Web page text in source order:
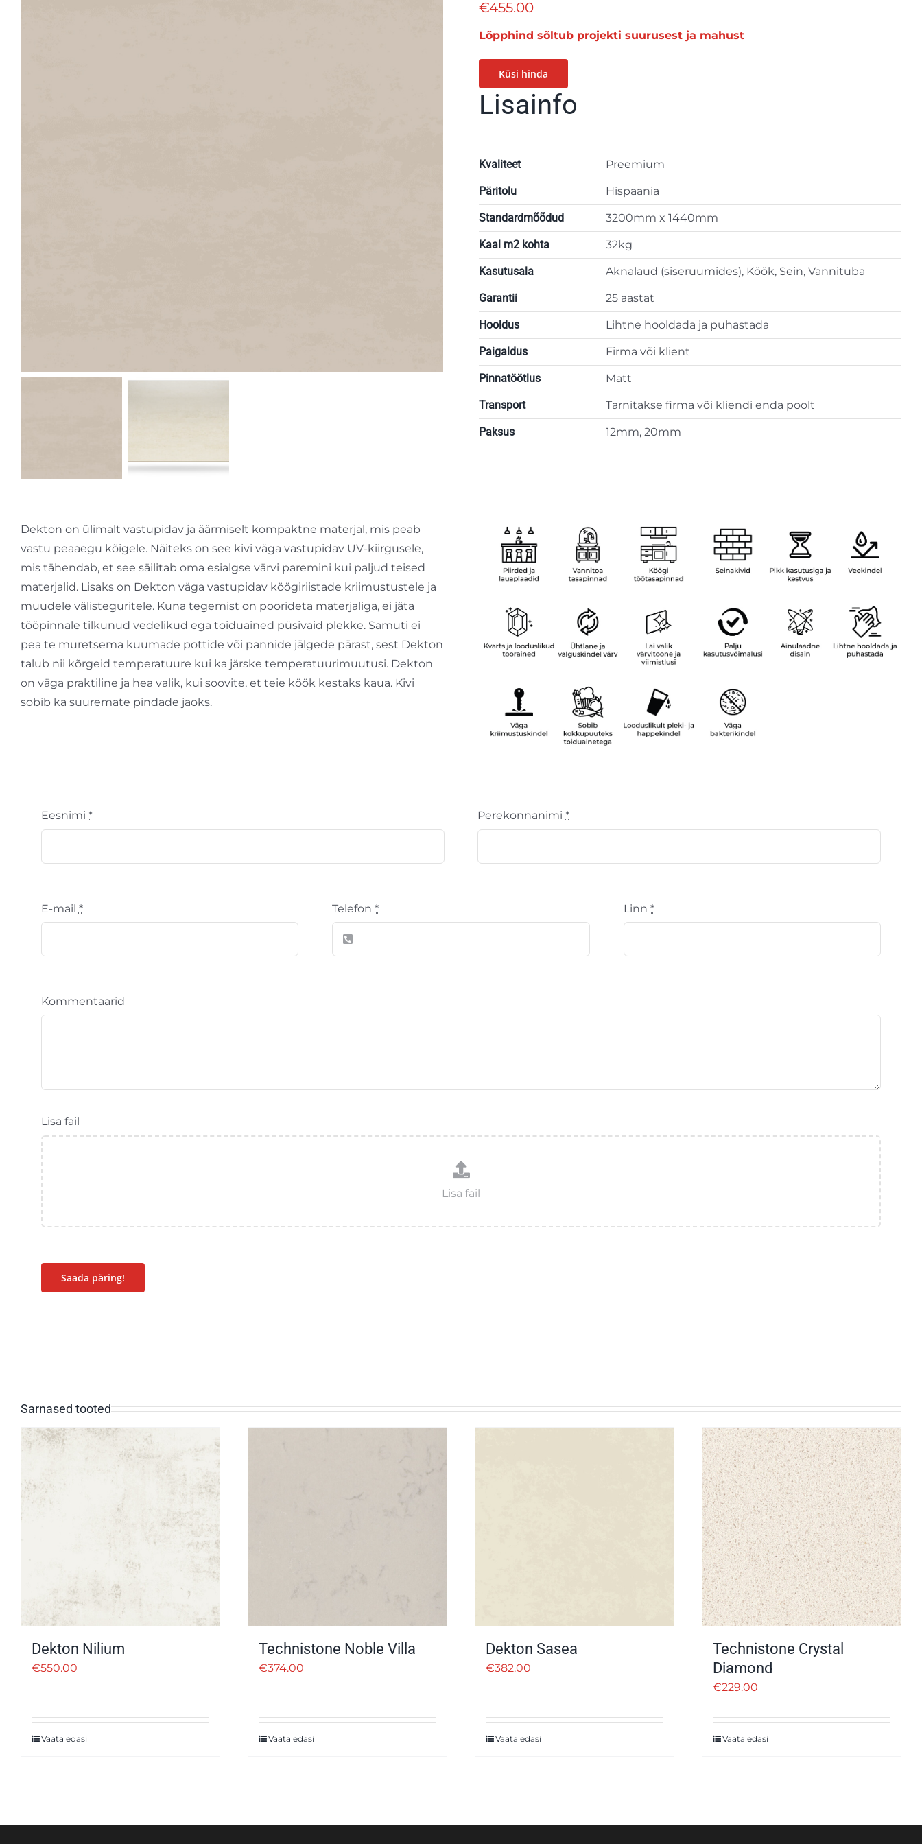
€455.00
Lõpphind sõltub projekti suurusest ja mahust
Küsi hinda
Lisainfo
Kvaliteet Preemium
Päritolu Hispaania
Standardmõõdud 3200mm x 1440mm
Kaal m2 kohta 32kg
Kasutusala Aknalaud (siseruumides), Köök, Sein, Vannituba
Garantii 25 aastat
Hooldus Lihtne hooldada ja puhastada
Paigaldus Firma või klient
Pinnatöötlus Matt
Transport Tarnitakse firma või kliendi enda poolt
Paksus 12mm, 20mm
Dekton on ülimalt vastupidav ja äärmiselt kompaktne materjal, mis peab
vastu peaaegu kõigele. Näiteks on see kivi väga vastupidav UV-kiirgusele,
mis tähendab, et see säilitab oma esialgse värvi paremini kui paljud teised
materjalid. Lisaks on Dekton väga vastupidav köögiriistade kriimustustele ja
muudele välisteguritele. Kuna tegemist on poorideta materjaliga, ei jäta
tööpinnale tilkunud vedelikud ega toiduained püsivaid plekke. Samuti ei
pea te muretsema kuumade pottide või pannide jälgede pärast, sest Dekton
talub nii kõrgeid temperatuure kui ka järske temperatuurimuutusi. Dekton
on väga praktiline ja hea valik, kui soovite, et teie köök kestaks kaua. Kivi
sobib ka suuremate pindade jaoks.
Eesnimi * Perekonnanimi*
E-mail * Telefon* Linn *
Kommentaarid
Lisa fail
Saada päring!
Sarnased tooted
Dekton Nilium
€550.00
Vaata edasi
Technistone Noble Villa
€374.00
Vaata edasi
Dekton Sasea
€382.00
Vaata edasi
Technistone Crystal
Diamond
€229.00
Vaata edasi